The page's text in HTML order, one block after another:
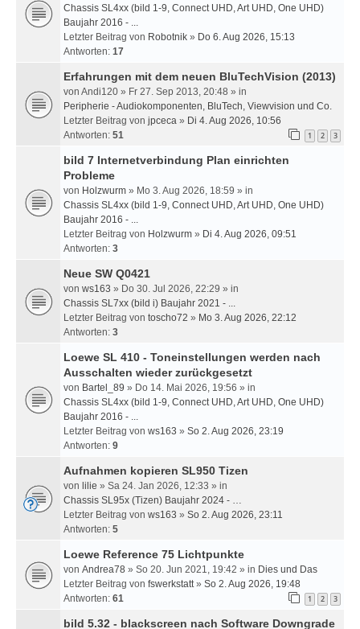
Chassis SL4xx (bild 1-9, Connect UHD, Art UHD, One UHD)
Baujahr 2016 - ...
Letzter Beitrag von Robotnik » Do 6. Aug 2026, 15:13
Antworten: 17
Erfahrungen mit dem neuen BluTechVision (2013)
von Andi120 » Fr 27. Sep 2013, 20:48 » in
Peripherie - Audiokomponenten, BluTech, Viewvision und Co.
Letzter Beitrag von jpceca » Di 4. Aug 2026, 10:56
Antworten: 51 1 2 3
bild 7 Internetverbindung Plan einrichten
Probleme
von Holzwurm » Mo 3. Aug 2026, 18:59 » in
Chassis SL4xx (bild 1-9, Connect UHD, Art UHD, One UHD)
Baujahr 2016 - ...
Letzter Beitrag von Holzwurm » Di 4. Aug 2026, 09:51
Antworten: 3
Neue SW Q0421
von ws163 » Do 30. Jul 2026, 22:29 » in
Chassis SL7xx (bild i) Baujahr 2021 - ...
Letzter Beitrag von toscho72 » Mo 3. Aug 2026, 22:12
Antworten: 3
Loewe SL 410 - Toneinstellungen werden nach
Ausschalten wieder zurückgesetzt
von Bartel_89 » Do 14. Mai 2026, 19:56 » in
Chassis SL4xx (bild 1-9, Connect UHD, Art UHD, One UHD)
Baujahr 2016 - ...
Letzter Beitrag von ws163 » So 2. Aug 2026, 23:19
Antworten: 9
Aufnahmen kopieren SL950 Tizen
von lilie » Sa 24. Jan 2026, 12:33 » in
Chassis SL95x (Tizen) Baujahr 2024 - …
Letzter Beitrag von ws163 » So 2. Aug 2026, 23:11
Antworten: 5
Loewe Reference 75 Lichtpunkte
von Andrea78 » So 20. Jun 2021, 19:42 » in Dies und Das
Letzter Beitrag von fswerkstatt» So 2. Aug 2026, 19:48
Antworten: 61 1 2 3
bild 5.32 - blackscreen nach Software Downgrade